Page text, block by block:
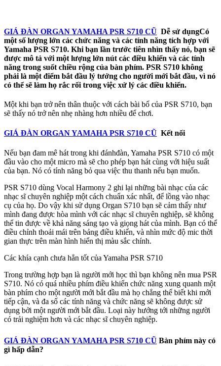
của mức độ này, và chất lượng tổng thể thì không cần phải
bàn cãi.
GIÁ ĐÀN ORGAN YAMAHA PSR S710 CŨ Dễ sử dụngCó
một số lượng lớn các chức năng và các tính năng tích hợp với
Yamaha PSR S710. Khi bạn lần trước tiên nhìn thấy nó, bạn sẽ
được mô tả với một lượng lớn nút các điều khiển và các tính
năng trong suốt chiều rộng của bàn phím. PSR S710 không
phải là một điểm bắt đầu lý tưởng cho người mới bắt đầu, vì nó
có thể sẽ làm họ rắc rối trong việc xử lý các điều khiển.
Một khi bạn trở nên thân thuộc với cách bài bố của PSR S710, bạn
sẽ thấy nó trở nên nhẹ nhàng hơn nhiều để chơi.
GIÁ ĐÀN ORGAN YAMAHA PSR S710 CŨ Kết nối
Nếu bạn đam mê hát trong khi đánhđàn, Yamaha PSR S710 có một
đầu vào cho một micro mà sẽ cho phép bạn hát cùng với hiệu suất
của bạn. Nó có tính năng bỏ qua việc thu thanh nếu bạn muốn.
PSR S710 dùng Vocal Harmony 2 ghi lại những bài nhạc của các
nhạc sĩ chuyên nghiệp một cách chuẩn xác nhất, để lồng vào nhạc
cụ của họ. Do vậy khi sử dụng Organ S710 bạn sẽ cảm thấy như
mình đang được hòa mình với các nhạc sĩ chuyên nghiệp, sẽ không
thể tin được về khả năng sáng tạo và giọng hát của mình. Bạn có thể
điều chỉnh thoải mái trên bảng điều khiển, và nhìn mức độ mic thời
gian thực trên màn hình hiển thị màu sắc chính.
Các khía cạnh chưa hẳn tốt của Yamaha PSR S710
Trong trường hợp bạn là người mới học thì bạn không nên mua PSR
S710. Nó có quá nhiều phím điều khiển chức năng xung quanh một
bàn phím cho một người mới bắt đầu mà họ chẳng thể biết khi mới
tiếp cận, và đa số các tính năng và chức năng sẽ không được sử
dụng bởi một người mới bắt đầu. Loại này hướng tới những người
có trải nghiệm hơn và các nhạc sĩ chuyên nghiệp.
GIÁ ĐÀN ORGAN YAMAHA PSR S710 CŨ Bàn phím này có
gì hấp dẫn?